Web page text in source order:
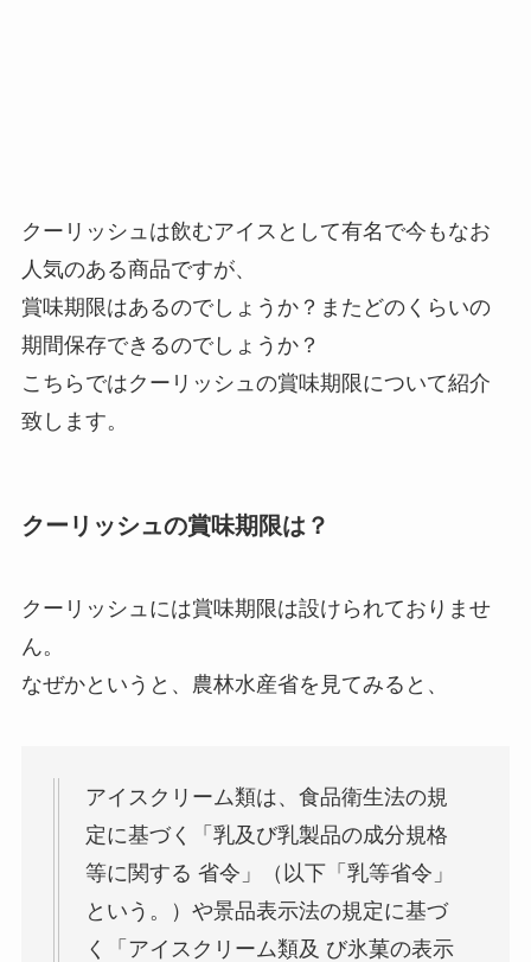
クーリッシュは飲むアイスとして有名で今もなお
人気のある商品ですが、
賞味期限はあるのでしょうか？またどのくらいの
期間保存できるのでしょうか？
こちらではクーリッシュの賞味期限について紹介
致します。
クーリッシュの賞味期限は？
クーリッシュには賞味期限は設けられておりませ
ん。
なぜかというと、農林水産省を見てみると、
アイスクリーム類は、食品衛生法の規
定に基づく「乳及び乳製品の成分規格
等に関する 省令」（以下「乳等省令」
という。）や景品表示法の規定に基づ
く「アイスクリーム類及 び氷菓の表示